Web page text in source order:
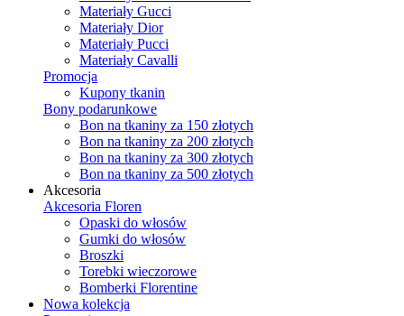
Materiały Gucci
Materiały Dior
Materiały Pucci
Materiały Cavalli
Promocja
Kupony tkanin
Bony podarunkowe
Bon na tkaniny za 150 złotych
Bon na tkaniny za 200 złotych
Bon na tkaniny za 300 złotych
Bon na tkaniny za 500 złotych
Akcesoria
Akcesoria Floren
Opaski do włosów
Gumki do włosów
Broszki
Torebki wieczorowe
Bomberki Florentine
Nowa kolekcja